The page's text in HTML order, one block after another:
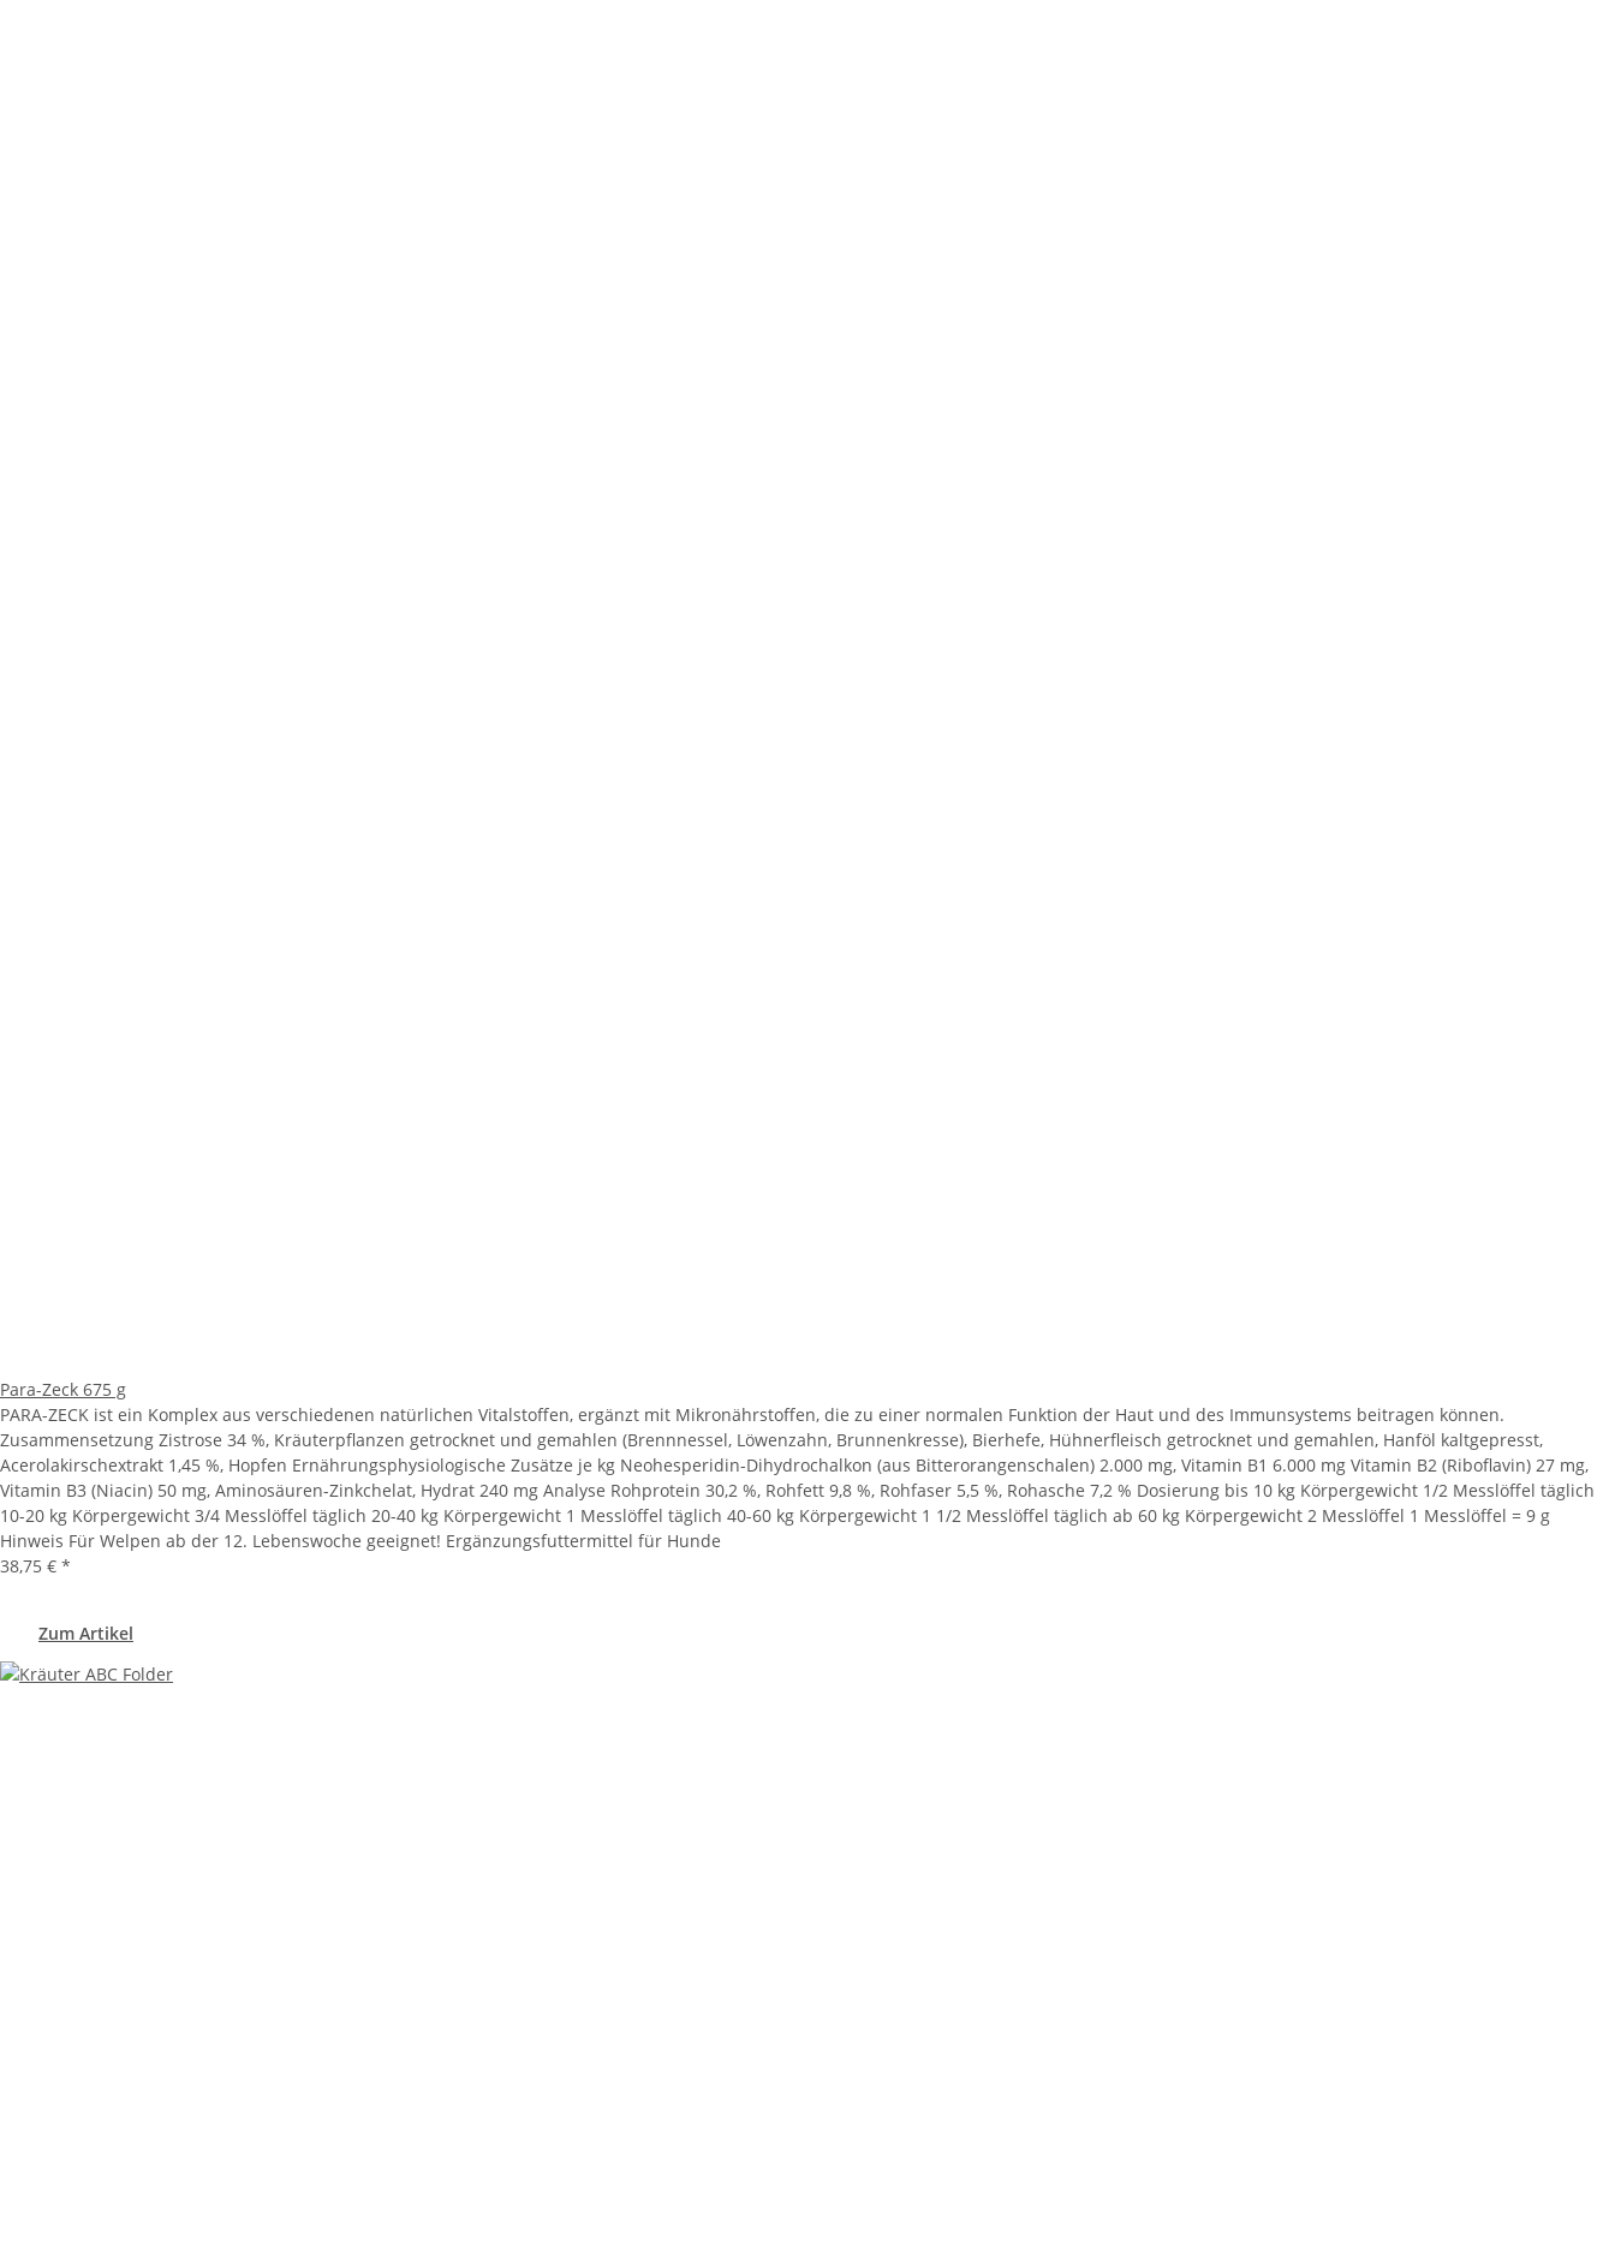
Para-Zeck 675 g
PARA-ZECK ist ein Komplex aus verschiedenen natürlichen Vitalstoffen, ergänzt mit Mikronährstoffen, die zu einer normalen Funktion der Haut und des Immunsystems beitragen können.
Zusammensetzung Zistrose 34 %, Kräuterpflanzen getrocknet und gemahlen (Brennnessel, Löwenzahn, Brunnenkresse), Bierhefe, Hühnerfleisch getrocknet und gemahlen, Hanföl kaltgepresst,
Acerolakirschextrakt 1,45 %, Hopfen Ernährungsphysiologische Zusätze je kg Neohesperidin-Dihydrochalkon (aus Bitterorangenschalen) 2.000 mg, Vitamin B1 6.000 mg Vitamin B2 (Riboflavin) 27 mg,
Vitamin B3 (Niacin) 50 mg, Aminosäuren-Zinkchelat, Hydrat 240 mg Analyse Rohprotein 30,2 %, Rohfett 9,8 %, Rohfaser 5,5 %, Rohasche 7,2 % Dosierung bis 10 kg Körpergewicht 1/2 Messlöffel täglich
10-20 kg Körpergewicht 3/4 Messlöffel täglich 20-40 kg Körpergewicht 1 Messlöffel täglich 40-60 kg Körpergewicht 1 1/2 Messlöffel täglich ab 60 kg Körpergewicht 2 Messlöffel 1 Messlöffel = 9 g
Hinweis Für Welpen ab der 12. Lebenswoche geeignet! Ergänzungsfuttermittel für Hunde
38,75 € *
Zum Artikel